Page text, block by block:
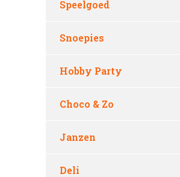
Speelgoed
Snoepies
Hobby Party
Choco & Zo
Janzen
Deli